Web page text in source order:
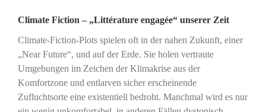
Climate Fiction – „Littérature engagée“ unserer Zeit
Climate-Fiction-Plots spielen oft in der nahen Zukunft, einer
„Near Future“, und auf der Erde. Sie holen vertraute
Umgebungen im Zeichen der Klimakrise aus der
Komfortzone und entlarven sicher erscheinende
Zufluchtsorte eine existentiell bedroht. Manchmal wird es nur